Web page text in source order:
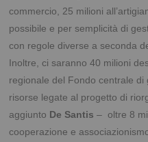
commercio, 25 milioni
possibile e per semplicità di
con regole diverse a seconda
Inoltre, ci saranno 40 milioni
regionale del Fondo centrale
risorse legate al progetto di
aggiunto De Santis– oltre 8
cooperazione e